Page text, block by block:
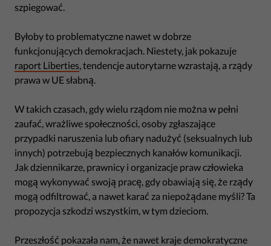
szpiegować.
Byłoby to problematyczne nawet w dobrze
funkcjonujących demokracjach. Niestety, jak pokazuje
raport Liberties , tendencje autorytarne wzrastają, a rządy
prawa w UE słabną.
W takich czasach, gdy wielu rządom nie można w pełni
zaufać, wrażliwe społeczności, osoby zgłaszające
przypadki naruszenia lub ofiary nadużyć (seksualnych lub
innych) potrzebują bezpiecznych kanałów komunikacji.
Jak dziennikarze, prawnicy i organizacje praw człowieka
mogą wykonywać swoją pracę, gdy obawiają się, że rządy
mogą odfiltrować, a nawet karać za niepożądane myśli? Ta
propozycja szkodzi wszystkim, w tym dzieciom.
Przeszłość pokazała nam, że nawet kraje demokratyczne